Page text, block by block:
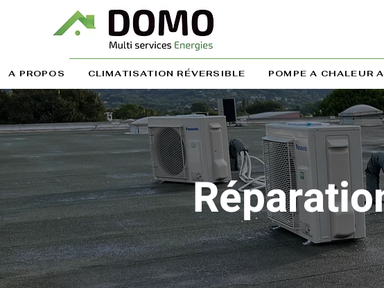
A PROPOS CLIMATISATION RÉVERSIBLE POMPE A CHALEUR